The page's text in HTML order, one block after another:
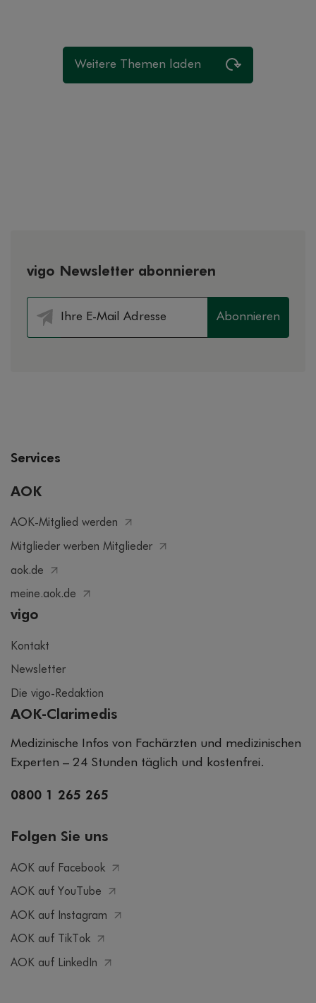
Weitere Themen laden
vigo Newsletter abonnieren
Abonnieren
Services
AOK
AOK-Mitglied werden
Mitglieder werben Mitglieder
aok.de
meine.aok.de
vigo
Kontakt
Newsletter
Die vigo-Redaktion
AOK-Clarimedis
Medizinische Infos von Fachärzten und medizinischen
Experten – 24 Stunden täglich und kostenfrei.
0800 1 265 265
Folgen Sie uns
AOK auf Facebook
AOK auf YouTube
AOK auf Instagram
AOK auf TikTok
AOK auf LinkedIn